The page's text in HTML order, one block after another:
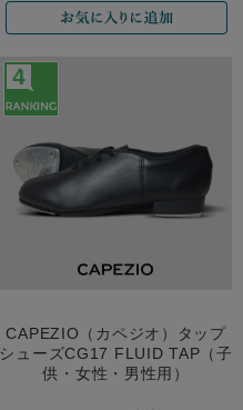
CAPEZIO（カペジオ）タップ
シューズCG17 FLUID TAP（子
供・女性・男性用）